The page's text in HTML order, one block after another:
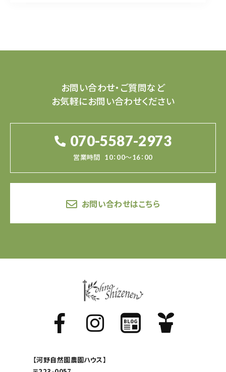
お問い合わせ・ご質問など
お気軽にお問い合わせください
070-5587-2973
営業時間 10：00～16：00
お問い合わせはこちら
【河野自然園農園ハウス】